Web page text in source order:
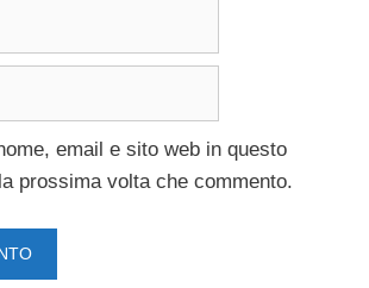
email e sito web in questo
prossima volta che commento.